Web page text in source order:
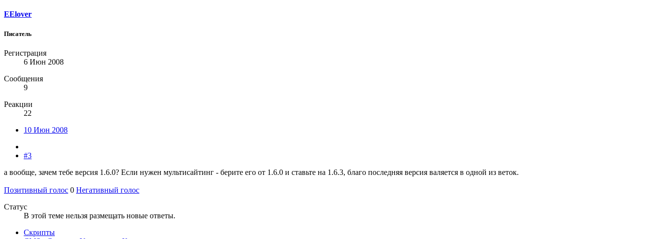
EElover
Писатель
Регистрация
6 Июн 2008
Сообщения
9
Реакции
22
10 Июн 2008
#3
а вообще, зачем тебе версия 1.6.0? Если нужен мультисайтинг - берите его от 1.6.0 и ставьте на 1.6.3, благо последняя версия валяется в одной из веток.
Позитивный голос 0 Негативный голос
Статус
В этой теме нельзя размещать новые ответы.
Скрипты